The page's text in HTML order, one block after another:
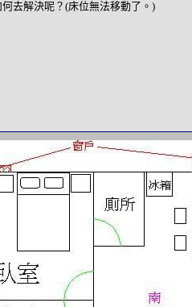
去解決呢？(床位無法移動了。)